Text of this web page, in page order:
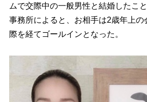
ムで交際中の一般男性と結婚したこ
事務所によると、お相手は2歳年上の
際を経てゴールインとなった。